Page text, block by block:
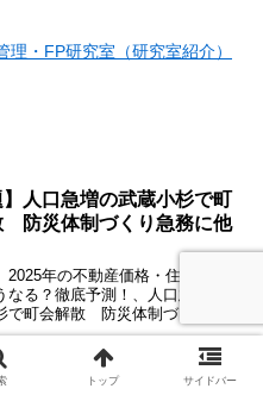
理・FP研究室（研究室紹介）
】人口急増の武蔵小杉で町
防災体制づくり急務に他
2025年の不動産価格・住宅ロー
なる？徹底予測！、人口急増の
で町会解散 防災体制づくり急
潜望展望、中古マンション価
る格差 立地や金利が影響、の
ついて紹介するとともに、一言
ています。
解説】マンション組合、資
トップ サイドバー